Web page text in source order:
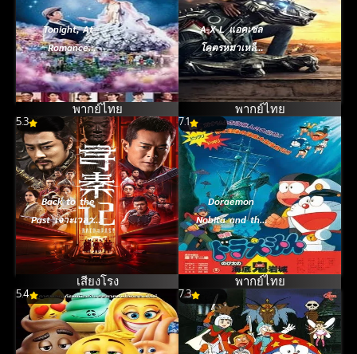
Tonight, At
Romance
Theater รักเรา
จะพบกัน (2018)
พากย์ไทย
A-X-L แอคเซล
โคตรหมาเหล็ก
(2018)
พากย์ไทย
5.3
Back to the
Past เจาะเวลาหา
จิ๋นซี เดอะมูฟวี่
(2025)
เสียงโรง
7.1
Doraemon
Nobita and the
Castle of the
Undersea Devil
ตะลุยปราสาทใต้
สมุทร (1983)
พากย์ไทย
5.4 7.3